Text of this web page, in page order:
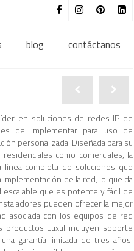
blog contáctanos
en soluciones de redes IP de
de implementar para uso de
personalizada. Diseñada para su
como comerciales, la
línea completa de soluciones que
de la red, lo que da
que es potente y fácil de
pueden ofrecer la mejor
asociada con los equipos de red
productos Luxul incluyen soporte
garantía limitada de tres años.